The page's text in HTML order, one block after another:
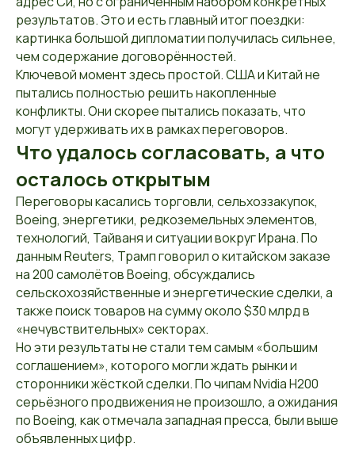
результатов. Это и есть главный итог поездки:
картинка большой дипломатии получилась сильнее,
чем содержание договорённостей.
Ключевой момент здесь простой. США и Китай не
пытались полностью решить накопленные
конфликты. Они скорее пытались показать, что
могут удерживать их в рамках переговоров.
Что удалось согласовать, а что
осталось открытым
Переговоры касались торговли, сельхоззакупок,
Boeing, энергетики, редкоземельных элементов,
технологий, Тайваня и ситуации вокруг Ирана. По
данным Reuters, Трамп говорил о китайском заказе
на 200 самолётов Boeing, обсуждались
сельскохозяйственные и энергетические сделки, а
также поиск товаров на сумму около $30 млрд в
«нечувствительных» секторах.
Но эти результаты не стали тем самым «большим
соглашением», которого могли ждать рынки и
сторонники жёсткой сделки. По чипам Nvidia H200
серьёзного продвижения не произошло, а ожидания
по Boeing, как отмечала западная пресса, были выше
объявленных цифр.